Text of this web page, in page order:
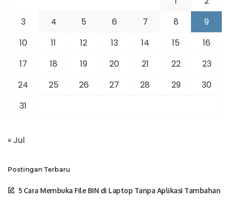
3
4 5 6 7 8
9
10
11 12 13 14 15
16
17
18 19 20 21 22
23
24
25 26 27 28 29
30
31
« Jul
Postingan Terbaru
5 Cara Membuka File BIN di Laptop Tanpa Aplikasi Tambahan